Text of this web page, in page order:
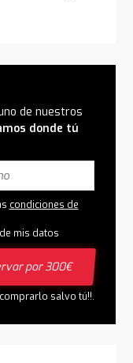
de nuestros
donde tú
condiciones de
mis datos
por 300€
salvo tú!!.